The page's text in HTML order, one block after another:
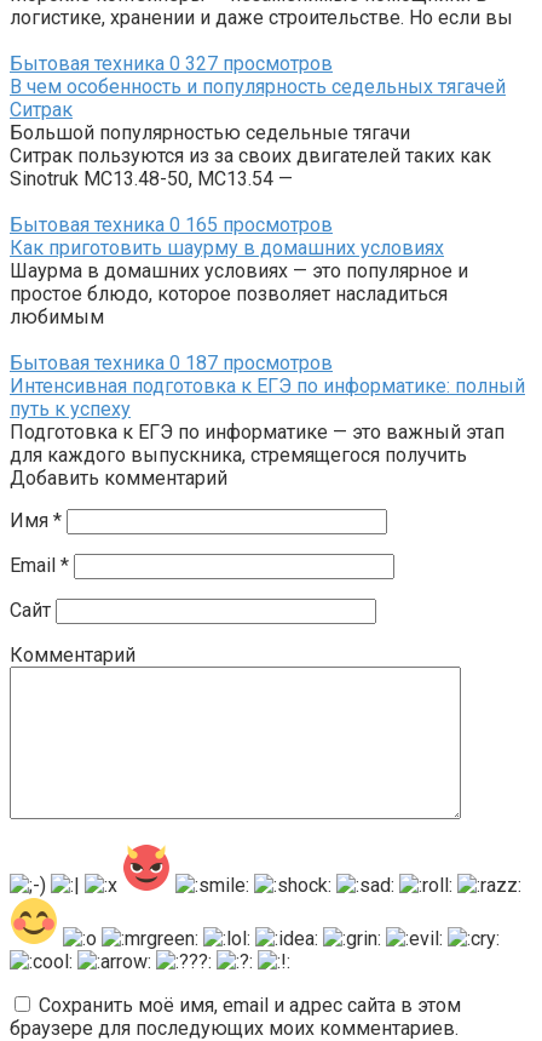
логистике, хранении и даже строительстве. Но если вы
Бытовая техника 0 327 просмотров
В чем особенность и популярность седельных тягачей
Ситрак
Большой популярностью седельные тягачи
Ситрак пользуются из за своих двигателей таких как
Sinotruk MC13.48-50, MC13.54 —
Бытовая техника 0 165 просмотров
Как приготовить шаурму в домашних условиях
Шаурма в домашних условиях — это популярное и
простое блюдо, которое позволяет насладиться
любимым
Бытовая техника 0 187 просмотров
Интенсивная подготовка к ЕГЭ по информатике: полный
путь к успеху
Подготовка к ЕГЭ по информатике — это важный этап
для каждого выпускника, стремящегося получить
Добавить комментарий
Имя *
Email *
Сайт
Комментарий
Сохранить моё имя, email и адрес сайта в этом
браузере для последующих моих комментариев.